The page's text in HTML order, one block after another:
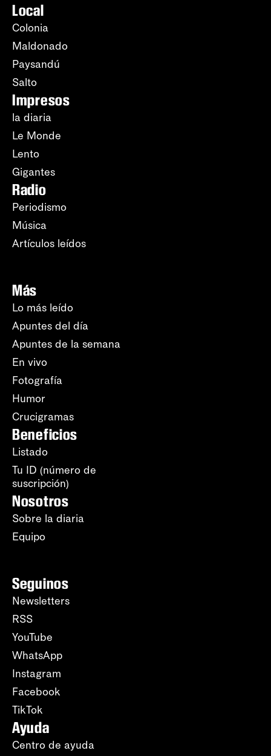
Local
Colonia
Maldonado
Paysandú
Salto
Impresos
la diaria
Le Monde
Lento
Gigantes
Radio
Periodismo
Música
Artículos leídos
Más
Lo más leído
Apuntes del día
Apuntes de la semana
En vivo
Fotografía
Humor
Crucigramas
Beneficios
Listado
Tu ID (número de
suscripción)
Nosotros
Sobre la diaria
Equipo
Seguinos
Newsletters
RSS
YouTube
WhatsApp
Instagram
Facebook
TikTok
Ayuda
Centro de ayuda